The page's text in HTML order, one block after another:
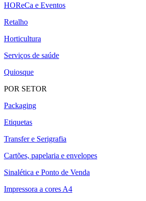
HOReCa e Eventos
Retalho
Horticultura
Serviços de saúde
Quiosque
POR SETOR
Packaging
Etiquetas
Transfer e Serigrafia
Cartões, papelaria e envelopes
Sinalética e Ponto de Venda
Impressora a cores A4